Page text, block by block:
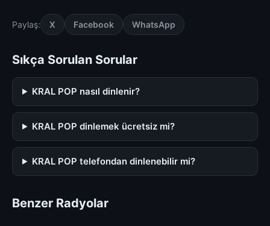
Paylaş: X Facebook WhatsApp
Sıkça Sorulan Sorular
KRAL POP nasıl dinlenir?
KRAL POP dinlemek ücretsiz mi?
KRAL POP telefondan dinlenebilir mi?
Benzer Radyolar